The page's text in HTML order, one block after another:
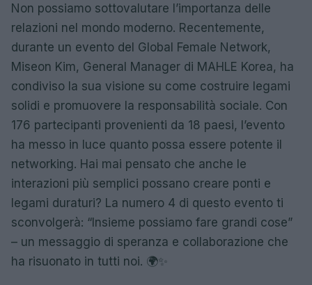
Non possiamo sottovalutare l’importanza delle
relazioni nel mondo moderno. Recentemente,
durante un evento del Global Female Network,
Miseon Kim, General Manager di MAHLE Korea, ha
condiviso la sua visione su come costruire legami
solidi e promuovere la responsabilità sociale. Con
176 partecipanti provenienti da 18 paesi, l’evento
ha messo in luce quanto possa essere potente il
networking. Hai mai pensato che anche le
interazioni più semplici possano creare ponti e
legami duraturi? La numero 4 di questo evento ti
sconvolgerà: “Insieme possiamo fare grandi cose”
– un messaggio di speranza e collaborazione che
ha risuonato in tutti noi. 🌍✨